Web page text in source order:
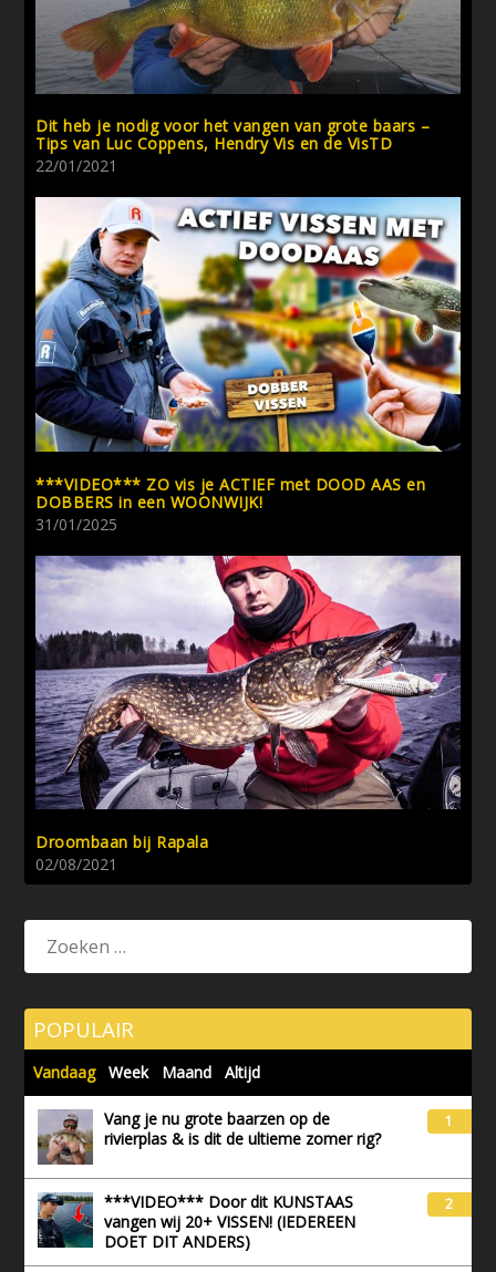
Dit heb je nodig voor het vangen van grote baars –
Tips van Luc Coppens, Hendry Vis en de VisTD
22/01/2021
***VIDEO*** ZO vis je ACTIEF met DOOD AAS en
DOBBERS in een WOONWIJK!
31/01/2025
Droombaan bij Rapala
02/08/2021
POPULAIR
Vandaag Week Maand Altijd
Vang je nu grote baarzen op de
rivierplas & is dit de ultieme zomer rig?
1
***VIDEO*** Door dit KUNSTAAS
vangen wij 20+ VISSEN! (IEDEREEN
DOET DIT ANDERS)
2